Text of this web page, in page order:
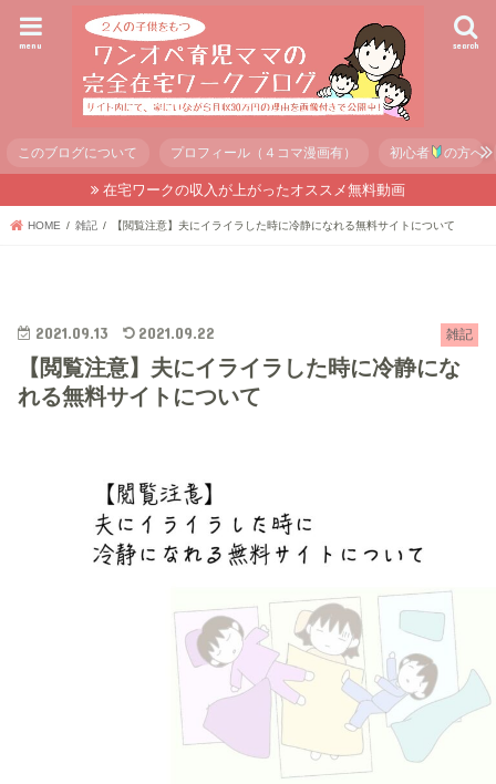
search
menu
このブログについて プロフィール（４コマ漫画有） 初心者 の方へ
在宅ワークの収入が上がったオススメ無料動画
HOME 雑記 【閲覧注意】夫にイライラした時に冷静になれる無料サイトについて
雑記
2021.09.13 2021.09.22
【閲覧注意】夫にイライラした時に冷静にな
れる無料サイトについて